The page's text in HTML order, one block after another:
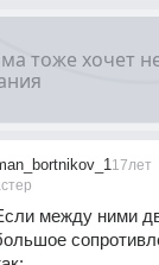
17лет
между ними